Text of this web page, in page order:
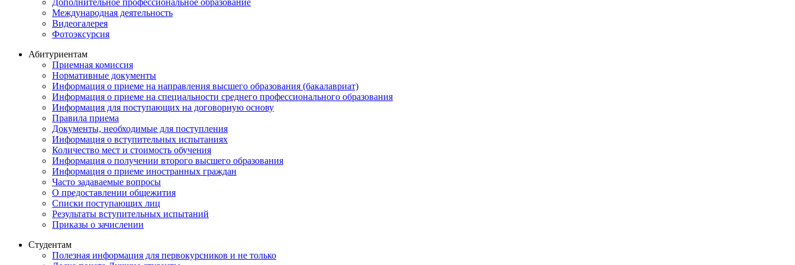
Международная деятельность
Видеогалерея
Фотоэксурсия
Абитуриентам
Приемная комиссия
Нормативные документы
Информация о приеме на направления высшего образования (бакалавриат)
Информация о приеме на специальности среднего профессионального образования
Информация для поступающих на договорную основу
Правила приема
Документы, необходимые для поступления
Информация о вступительных испытаниях
Количество мест и стоимость обучения
Информация о получении второго высшего образования
Информация о приеме иностранных граждан
Часто задаваемые вопросы
О предоставлении общежития
Списки поступающих лиц
Результаты вступительных испытаний
Приказы о зачислении
Студентам
Полезная информация для первокурсников и не только